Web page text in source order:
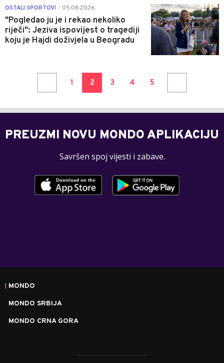
OSTALI SPORTOVI 05.08.2026.
"Pogledao ju je i rekao nekoliko
riječi": Jeziva ispovijest o tragediji
koju je Hajdi doživjela u Beogradu
0
1 2 3 4 5
PREUZMI NOVU MONDO APLIKACIJU
Savršen spoj vijesti i zabave.
MONDO
MONDO SRBIJA
MONDO CRNA GORA